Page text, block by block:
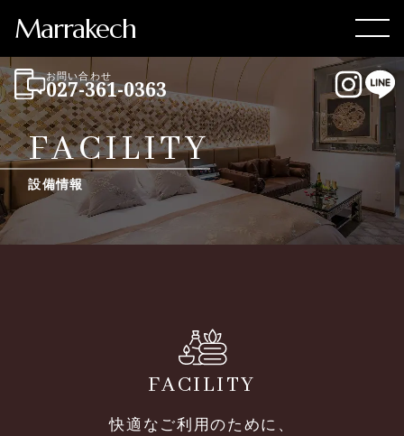
Marrakech
お問い合わせ
027-361-0363
FACILITY
設備情報
FACILITY
快適なご利用のために、